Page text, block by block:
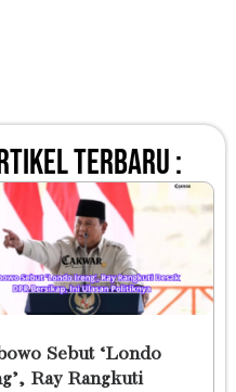
terbaru :
Sebut ‘Londo
Ray Rangkuti